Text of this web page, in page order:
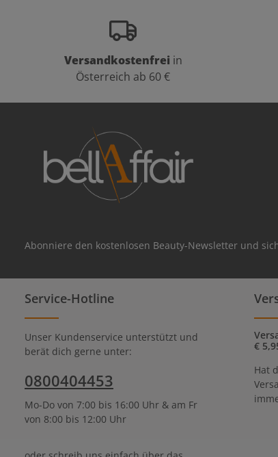
Versandkostenfrei in
Österreich ab 60 €
Abonniere den kostenlosen Beauty-Newsletter und
Service-Hotline
Unser Kundenservice unterstützt und
berät dich gerne unter:
0800404453
Mo-Do von 7:00 bis 16:00 Uhr & am Fr
von 8:00 bis 12:00 Uhr
€
Hat